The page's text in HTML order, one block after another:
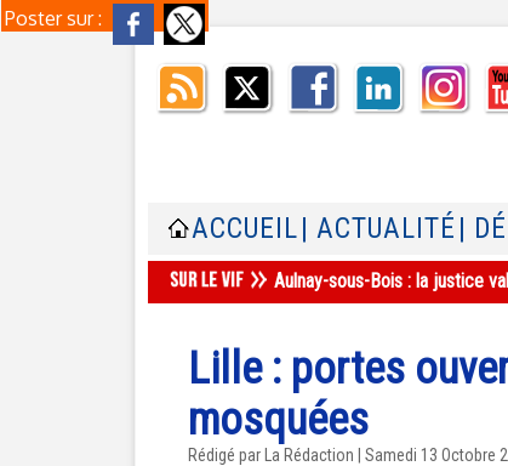
Poster sur :
ACCUEIL | ACTUALITÉ |
Aulnay-sous-Bois : la justice
Lille : portes
mosquées
Rédigé par La Rédaction | Samedi 13 Octobre